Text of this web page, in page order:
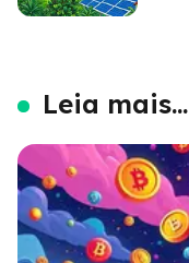
Leia mais...